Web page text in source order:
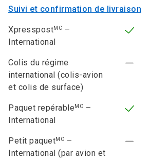
Suivi et confirmation de livraison
XpresspostMC –
International
Colis du régime
international (colis-avion
et colis de surface)
Paquet repérable MC –
International
Petit paquetMC –
International (par avion et